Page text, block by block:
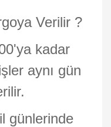
Verilir ?
kadar
aynı gün
günlerinde